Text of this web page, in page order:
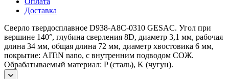
Доставка
Сверло твердосплавное D938-A8C-0310 GESAC. Угол при
вершине 140°, глубина сверления 8D, диаметр 3,1 мм, рабочая
длина 34 мм, общая длина 72 мм, диаметр хвостовика 6 мм,
покрытие: AITiN nano, с внутренним подводом СОЖ.
Обрабатываемый материал: P (сталь), K (чугун).